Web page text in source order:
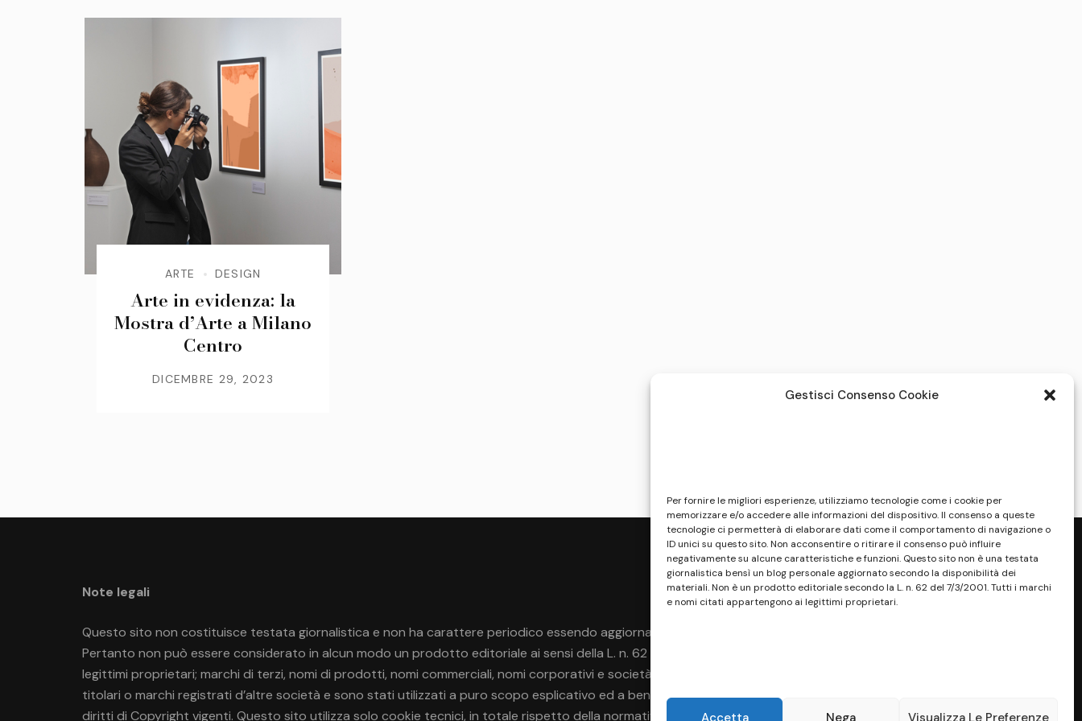
Gestisci Consenso Cookie
Per fornire le migliori esperienze, utilizziamo tecnologie come i cookie per
memorizzare e/o accedere alle informazioni del dispositivo. Il consenso a queste
tecnologie ci permetterà di elaborare dati come il comportamento di navigazione o
ID unici su questo sito. Non acconsentire o ritirare il consenso può influire
negativamente su alcune caratteristiche e funzioni. Questo sito non è una testata
giornalistica bensì un blog personale aggiornato secondo la disponibilità dei
materiali. Non è un prodotto editoriale secondo la L. n. 62 del 7/3/2001. Tutti i marchi
e nomi citati appartengono ai legittimi proprietari.
Accetta Nega Visualizza Le Preferenze
ARTE DESIGN
Arte in evidenza: la
Mostra d’Arte a Milano
Centro
DICEMBRE 29, 2023
Note legali
Questo sito non costituisce testata giornalistica e non ha carattere periodico essendo aggiornato secondo la disponibilità e la reperibilità dei materiali.
Pertanto non può essere considerato in alcun modo un prodotto editoriale ai sensi della L. n. 62 del 7/3/2001. Tutti i marchi riportati appartengono ai
legittimi proprietari; marchi di terzi, nomi di prodotti, nomi commerciali, nomi corporativi e società citati possono essere marchi di proprietà dei rispettivi
titolari o marchi registrati d’altre società e sono stati utilizzati a puro scopo esplicativo ed a beneficio del possessore, senza alcun fine di violazione dei
diritti di Copyright vigenti. Questo sito utilizza solo cookie tecnici, in totale rispetto della normativa europea. Maggiori dettagli alla pagina:
PRIVACY